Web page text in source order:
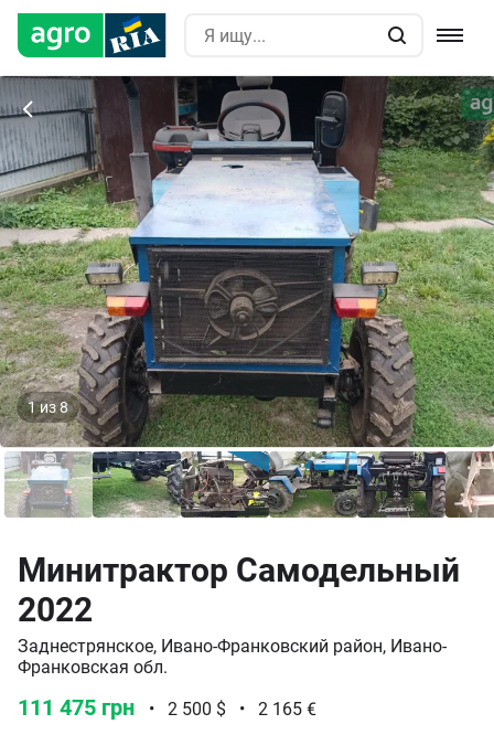
1из8
Минитрактор Самодельный
2022
Заднестрянское, Ивано-Франковский район, Ивано-
Франковская обл.
111 475 грн • 2 500 $ •
2 165 €